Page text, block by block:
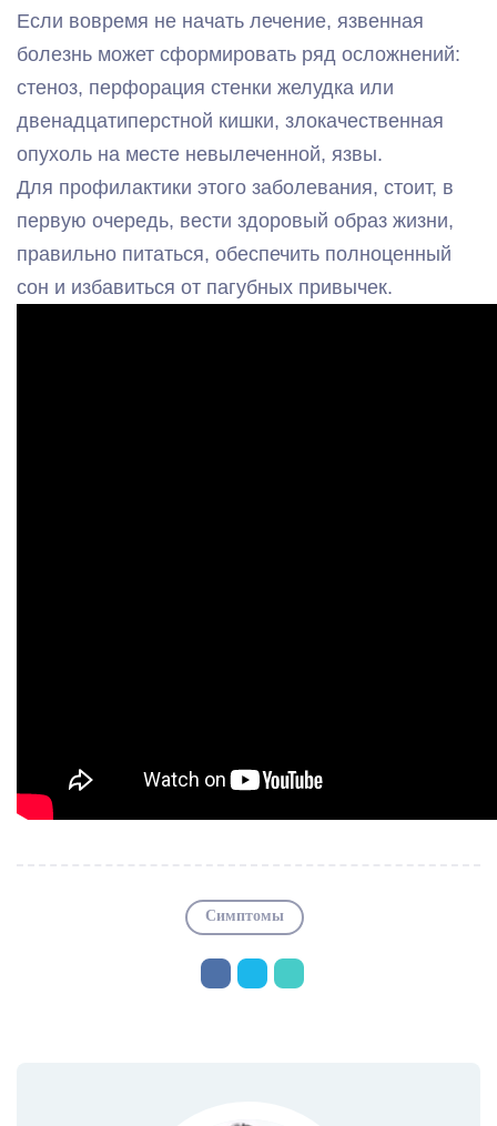
Если вовремя не начать лечение, язвенная
болезнь может сформировать ряд осложнений:
стеноз, перфорация стенки желудка или
двенадцатиперстной кишки, злокачественная
опухоль на месте невылеченной, язвы.
Для профилактики этого заболевания, стоит, в
первую очередь, вести здоровый образ жизни,
правильно питаться, обеспечить полноценный
сон и избавиться от пагубных привычек.
Симптомы